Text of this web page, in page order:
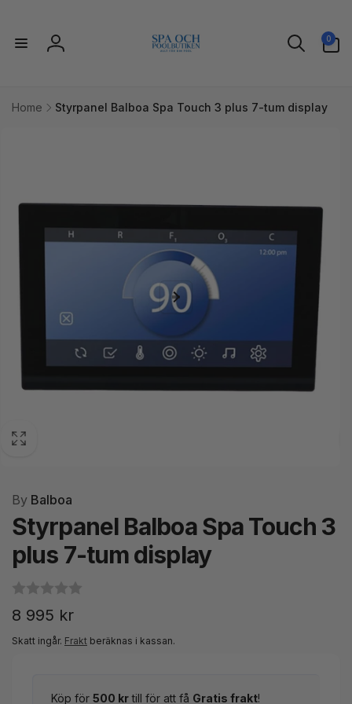
innehåll
Logga
0
artiklar
Home
Styrpanel Balboa Spa Touch 3 plus 7-tum display
By Balboa
Styrpanel Balboa Spa Touch 3
plus 7-tum display
Ordinarie
pris
8 995 kr
Skatt ingår. Frakt beräknas i kassan.
Köp för 500 krtill för att få Gratis frakt!